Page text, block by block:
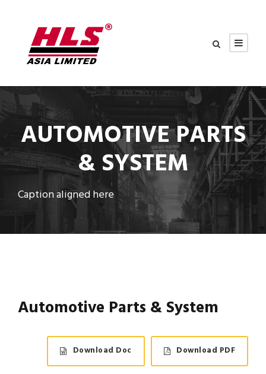
AUTOMOTIVE PARTS
& SYSTEM
Caption aligned here
Automotive Parts & System
Download Doc Download PDF